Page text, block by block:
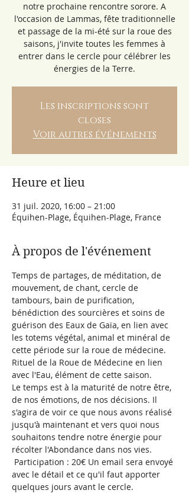
notre prochaine rencontre sorore. A
l'occasion de Lammas, fête traditionnelle
et passage de la mi-été sur la roue des
saisons, j'invite toutes les femmes à
entrer dans le cercle pour célébrer les
énergies de la Terre.
Les inscriptions sont
closes
Voir autres événements
Heure et lieu
31 juil. 2020, 16:00 – 21:00
Équihen-Plage, Équihen-Plage, France
À propos de l'événement
Temps de partages, de méditation, de
mouvement, de chant, cercle de
tambours, bain de purification,
bénédiction des sourcières et soins de
guérison des Eaux de Gaïa, en lien avec
les totems végétal, animal et minéral de
cette période sur la roue de médecine.
Rituel de la Roue de Médecine en lien
avec l'Eau, élément de cette saison.
Le temps est à la maturité de notre être,
de nos émotions, de nos décisions. Il
s'agira de voir ce que nous avons réalisé
jusqu'à maintenant et vers quoi nous
souhaitons tendre notre énergie pour
récolter l'Abondance dans nos vies.
Participation : 20€ Un email sera envoyé
avec le détail et ce qu'il faut apporter
quelques jours avant le cercle.